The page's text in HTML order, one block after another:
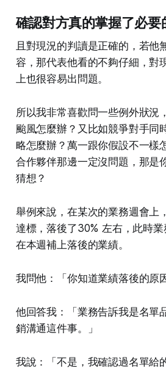
確認對方真的掌握了必要
且對現況的判讀是正確的，若他
容，那代表他看的不夠仔細，對
上也很容易出問題。
所以我非常喜歡問一些例外狀況
颱風怎麼辦？又比如競爭對手同
略怎麼辦？萬一跟你假設不一樣
合作夥伴那邊一定沒問題，那是
猜想？
舉例來說，在某次的業務週會上
達標，落後了30% 左右，此時
在本週補上落後的業績。
我問他：「你知道業績落後的原
他回答我：「業務告訴我是名單
銷溝通這件事。」
我說：「不是，我確認過名單給